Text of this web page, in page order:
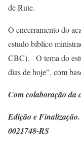
de Rute.
O encerramento do
estudo bíblico
CBC). O tema do
dias de hoje”, com
Com colaboração da
Edição e
0021748-RS